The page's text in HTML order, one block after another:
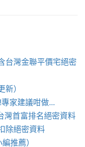
台灣金聯平價宅絕密
）
家建議咁做...
灣首富排名絕密資料
除絕密資料
推薦）